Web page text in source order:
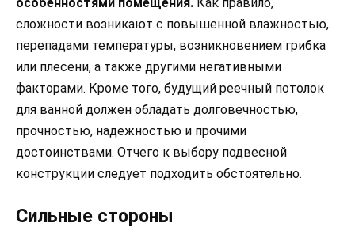
сложности возникают с повышенной влажностью,
перепадами температуры, возникновением грибка
или плесени, а также другими негативными
факторами. Кроме того, будущий реечный потолок
для ванной должен обладать долговечностью,
прочностью, надежностью и прочими
достоинствами. Отчего к выбору подвесной
конструкции следует подходить обстоятельно.
Сильные стороны